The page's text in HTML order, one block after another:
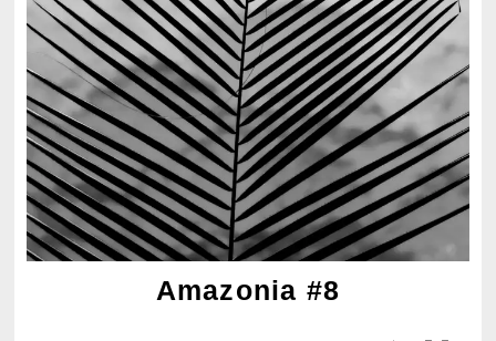
Amazonia #8